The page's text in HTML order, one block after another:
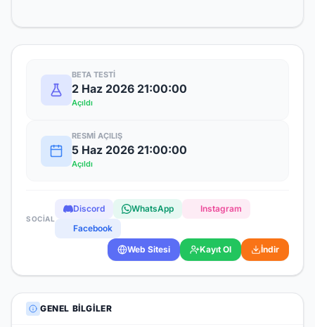
BETA TESTI
2 Haz 2026 21:00:00
Açıldı
RESMI AÇILIŞ
5 Haz 2026 21:00:00
Açıldı
SOCIAL
Discord WhatsApp
Instagram
Facebook
Web Sitesi
Kayıt Ol İndir
GENEL BILGILER